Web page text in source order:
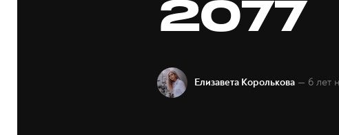
2077
Елизавета Королькова — 6 лет